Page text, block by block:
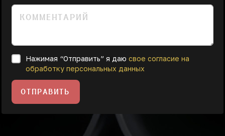
Нажимая “Отправить” я даю свое согласие на
обработку персональных данных
ОТПРАВИТЬ